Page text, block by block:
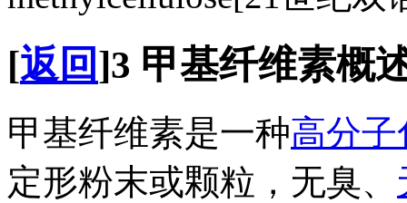
[返回]3 甲基纤维素概
甲基纤维素是一种高分
定形粉末或颗粒，无臭、